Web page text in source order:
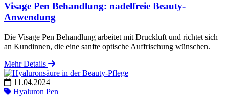
Visage Pen Behandlung: nadelfreie Beauty-
Anwendung
Die Visage Pen Behandlung arbeitet mit Druckluft und richtet sich
an Kundinnen, die eine sanfte optische Auffrischung wünschen.
Mehr Details
11.04.2024
Hyaluron Pen